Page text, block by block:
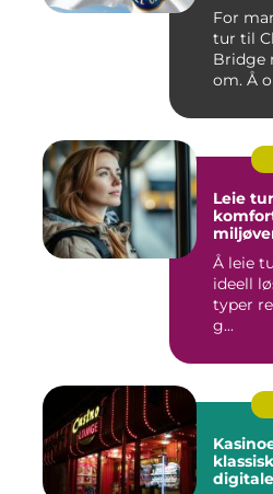
For
tur til
Bridge
om. Å
Leie
Å leie
ideell
typer
g...